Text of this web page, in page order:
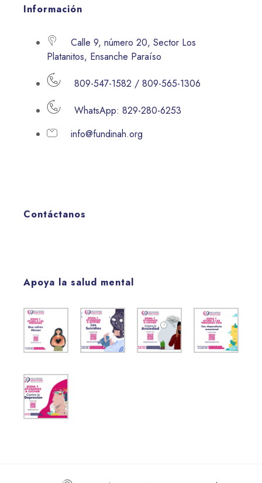
Información
Calle 9, número 20, Sector Los
Platanitos, Ensanche Paraíso
809-547-1582 / 809-565-1306
WhatsApp: 829-280-6253
info@fundinah.org
Contáctanos
Apoya la salud mental